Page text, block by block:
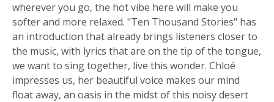
wherever you go, the hot vibe here will make you
softer and more relaxed. "Ten Thousand Stories" has
an introduction that already brings listeners closer to
the music, with lyrics that are on the tip of the tongue,
we want to sing together, live this wonder. Chloé
impresses us, her beautiful voice makes our mind
float away, an oasis in the midst of this noisy desert